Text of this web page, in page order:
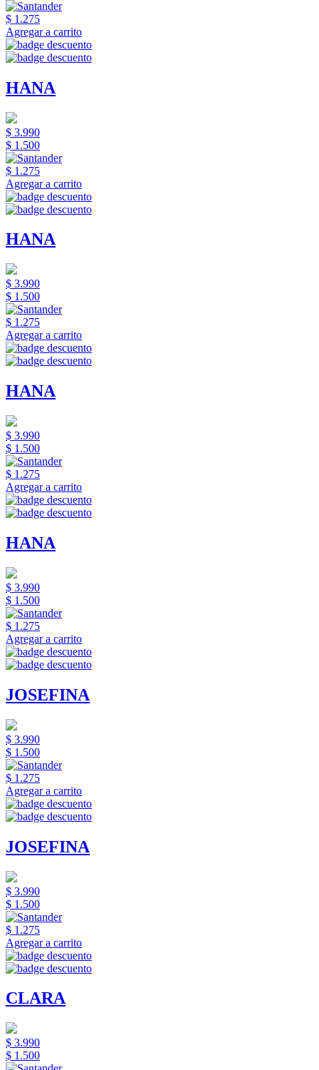
$ 1.275
Agregar a carrito
HANA
$ 3.990
$ 1.500
$ 1.275
Agregar a carrito
HANA
$ 3.990
$ 1.500
$ 1.275
Agregar a carrito
HANA
$ 3.990
$ 1.500
$ 1.275
Agregar a carrito
HANA
$ 3.990
$ 1.500
$ 1.275
Agregar a carrito
JOSEFINA
$ 3.990
$ 1.500
$ 1.275
Agregar a carrito
JOSEFINA
$ 3.990
$ 1.500
$ 1.275
Agregar a carrito
CLARA
$ 3.990
$ 1.500